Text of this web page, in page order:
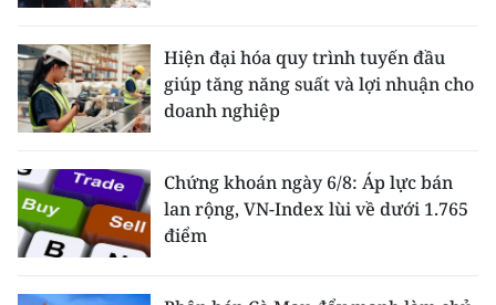
Hiện đại hóa quy trình tuyến đầu
giúp tăng năng suất và lợi nhuận cho
doanh nghiệp
Chứng khoán ngày 6/8: Áp lực bán
lan rộng, VN-Index lùi về dưới 1.765
điểm